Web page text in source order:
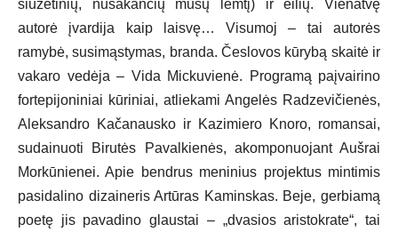
siužetinių, nusakančių mūsų lemtį) ir eilių. Vienatvę
autorė įvardija kaip laisvę… Visumoj – tai autorės
ramybė, susimąstymas, branda. Česlovos kūrybą skaitė ir
vakaro vedėja – Vida Mickuvienė. Programą paįvairino
fortepijoniniai kūriniai, atliekami Angelės Radzevičienės,
Aleksandro Kačanausko ir Kazimiero Knoro, romansai,
sudainuoti Birutės Pavalkienės, akomponuojant Aušrai
Morkūnienei. Apie bendrus meninius projektus mintimis
pasidalino dizaineris Artūras Kaminskas. Beje, gerbiamą
poetę jis pavadino glaustai – „dvasios aristokrate“, tai